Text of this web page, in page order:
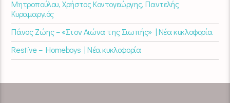
Μητροπούλου, Χρήστος Κοντογεώργης, Παντελής
Κυραμαργιός
Πάνος Ζώης – «Στον Αιώνα της Σιωπής» | Νέα κυκλοφορία
Restive – Homeboys | Νέα κυκλοφορία